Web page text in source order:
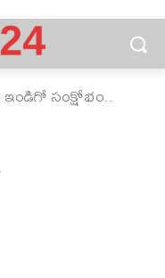
ఇండిగో సంక్షోభం..